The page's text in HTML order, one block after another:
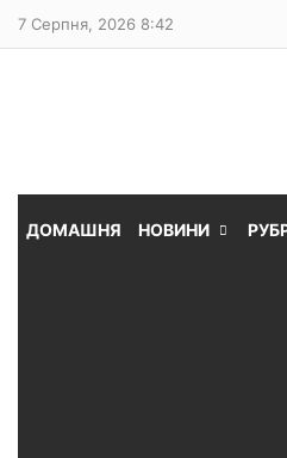
7 Серпня, 2026 8:42
ДОМАШНЯ НОВИНИ